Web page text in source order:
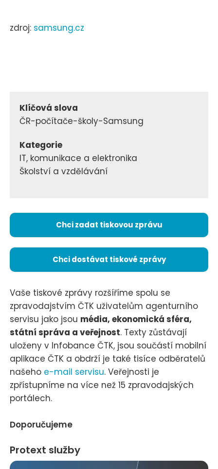
zdroj: samsung.cz
Klíčová slova
ČR-počítače-školy-Samsung
Kategorie
IT, komunikace a elektronika
Školství a vzdělávání
Chci zadat tiskovou zprávu
Chci dostávat tiskové zprávy
Vaše tiskové zprávy rozšíříme spolu se
zpravodajstvím ČTK uživatelům agenturního
servisu jako jsou média, ekonomická sféra,
státní správa a veřejnost. Texty zůstávají
uloženy v Infobance ČTK, jsou součástí mobilní
aplikace ČTK a obdrží je také tisíce odběratelů
našeho e-mail servisu. Veřejnosti je
zpřístupníme na více než 15 zpravodajských
portálech.
Doporučujeme
Protext služby